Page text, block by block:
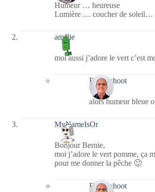
Humeur … heureuse
Lumière … coucher de soleil…
amélie
moi aussi j’adore le vert c’est
Bernieshoot
alors humeur bleue
MyNameIsOr
Bonjour Bernie,
moi j’adore le vert pomme, ça
pour me donner la pêche 🙂
Bernieshoot